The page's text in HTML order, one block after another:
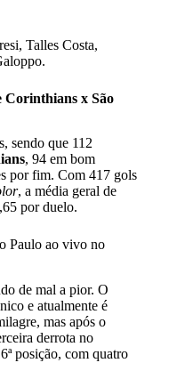
Talles Costa,
Corinthians x São
sendo que 112
, 94 em bom
por fim. Com 417 gols
, a média geral de
por duelo.
Paulo ao vivo no
de mal a pior. O
e atualmente é
mas após o
derrota no
posição, com quatro